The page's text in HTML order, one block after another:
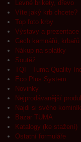
Levné brikety, dřevo
Víte jaký krb chcete?
Top foto krby
Výstavy a prezentace
Cech kamnářů,
Nákup na splátky
Soutěž
TQI - Tuma Quality
Eco Plus System
Novinky
Nejprodávanější
Najdi si svého
Bazar TUMA
Katalogy (ke stažení)
Ostatní formuláře